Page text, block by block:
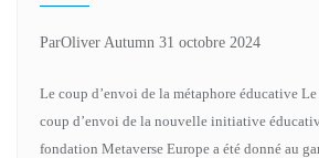
ParOliver Autumn 31 octobre 2024
Le coup d’envoi de la métaphore éducative
coup d’envoi de la nouvelle initiative
fondation Metaverse Europe a été donné au